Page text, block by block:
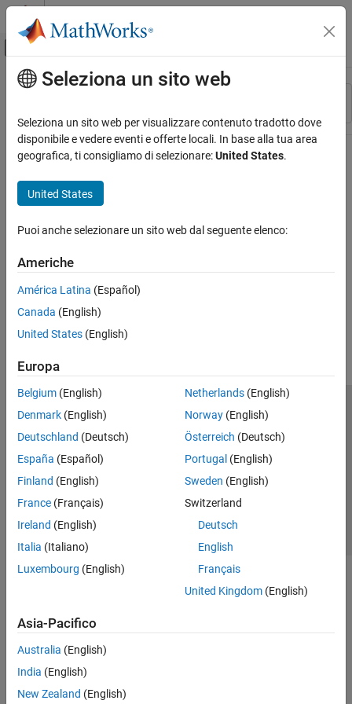
Vai al contenuto
Attiva/disattiva menu di navigazione
Risorsa
Stato
Contenuto principale
Seleziona un sito web
Seleziona un sito web per visualizzare contenuto tradotto dove
disponibile e vedere eventi e offerte locali. In base alla tua area
geografica, ti consigliamo di selezionare:United States.
United States
Puoi anche selezionare un sito web dal seguente elenco:
Americhe
América Latina (Español)
Canada (English)
United States (English)
Europa
Belgium (English)
Denmark (English)
Deutschland (Deutsch)
España (Español)
Finland (English)
France (Français)
Ireland (English)
Italia (Italiano)
Luxembourg (English)
Netherlands(English)
Norway(English)
Österreich (Deutsch)
Portugal (English)
Sweden (English)
Switzerland
Deutsch
English
Français
United Kingdom(English)
Asia-Pacifico
Australia (English)
India (English)
New Zealand (English)
Centro di fiducia
Informativa sulla privacy
Antipirateria
Stato dell'applicazione
Contatti
© 1994-2026 The MathWorks, Inc.